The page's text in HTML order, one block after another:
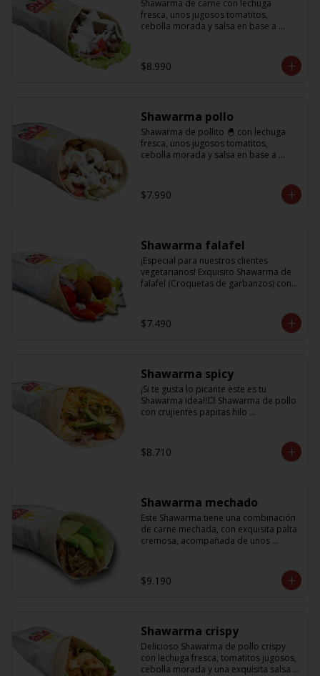
Shawarma de carne con lechuga
fresca, unos jugosos tomatitos,
cebolla morada y salsa en base a
$8.990
Shawarma pollo
Shawarma de pollito 🐣 con lechuga
fresca, unos jugosos tomatitos,
cebolla morada y salsa en base a
$7.990
Shawarma falafel
¡Especial para nuestros clientes
vegetarianos! Exquisito Shawarma de
falafel (Croquetas de garbanzos) con
en base a lactonesa
$7.490
Shawarma spicy
¡Si te gusta lo picante este es tu
Shawarma ideal!💥 Shawarma de pollo
con crujientes papitas hilo
(picante)
$8.710
Shawarma mechado
Este Shawarma tiene una combinación
de carne mechada, con exquisita palta
cremosa, acompañada de unos
salsa imperdible de cilantro! Sabores
que te harán subir al cielo y bajar por
$9.190
Shawarma crispy
Delicioso Shawarma de pollo crispy
con lechuga fresca, tomatitos jugosos,
cebolla morada y una exquisita salsa